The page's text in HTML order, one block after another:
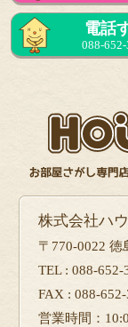
電話
088-
株式会社ハ
〒770-0022
TEL : 088-652-
FAX : 088-652-
営業時間：